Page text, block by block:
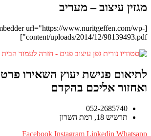
מגזין עיצוב – מעריב
url="https://www.nuritgeffen.com/wp-
content/uploads/2014/12/98139493.pdf"]
לתיאום פגישת יעוץ השאירו
ואחזור אליכם בהקדם
052-2685740
תרשיש 18, רמת השרון
Facebook Instagram Linkedin Whatsapp